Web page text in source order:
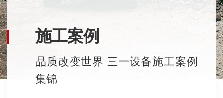
施工案例
品质改变世界 三一设备施工案例
集锦